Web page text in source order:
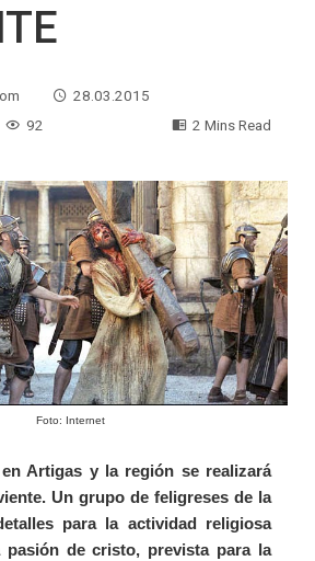
28.03.2015
92 2 Mins Read
Foto: Internet
Artigas y la región se realizará
Un grupo de feligreses de la
para la actividad religiosa
pasión de cristo, prevista para la